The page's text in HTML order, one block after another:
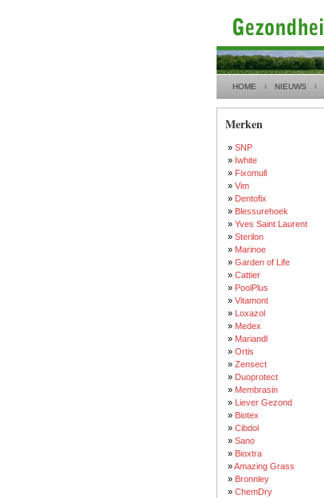
HOME NIEUWS
Merken
» SNP
» Iwhite
» Fixomull
» Vim
» Dentofix
» Blessurehoek
» Yves Saint Laurent
» Sterilon
» Marinoe
» Garden of Life
» Cattier
» PoolPlus
» Vitamont
» Loxazol
» Medex
» Mariandl
» Ortis
» Zensect
» Duoprotect
» Membrasin
» Liever Gezond
» Biotex
» Cibdol
» Sano
» Bioxtra
»Amazing Grass
» Bronnley
» ChemDry